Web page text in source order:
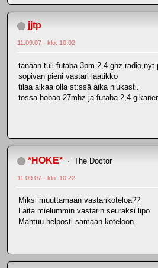
jjtp
11.09.07 - klo: 10.02
tänään tuli futaba 3pm 2,4 ghz
sopivan pieni vastari laatikko
tilaa alkaa olla st:ssä aika niukasti.
tossa hobao 27mhz ja futaba 2,4
*HOKE* The Doctor
11.09.07 - klo: 10.22
Miksi muuttamaan vastarikoteloa??
Laita mielummin vastarin seuraksi lipo.
Mahtuu helposti samaan koteloon.